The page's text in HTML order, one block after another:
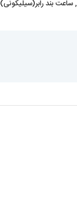
,ساعت بند رابر(سیلیکونی)